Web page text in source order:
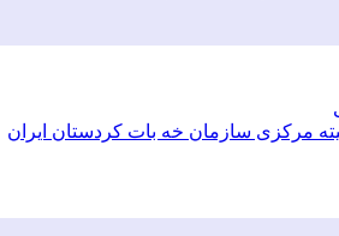
مرکزی سازمان خه بات کردستان ایران